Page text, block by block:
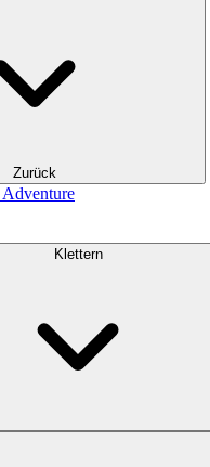
Zurück
Klettern